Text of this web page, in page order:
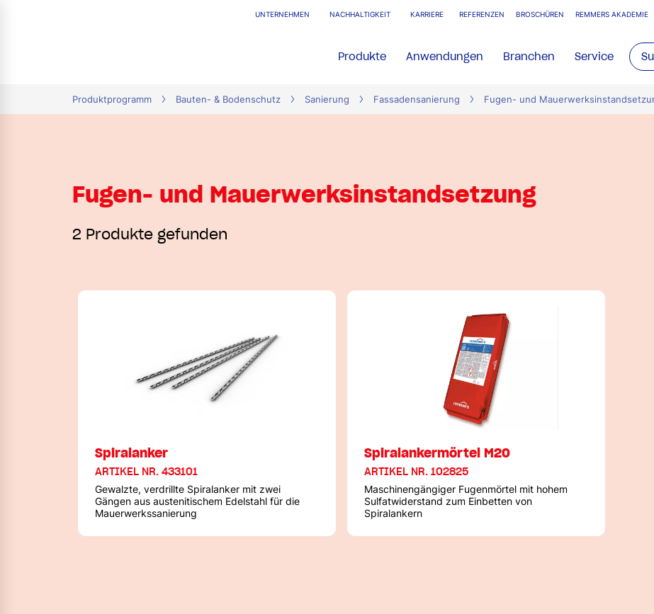
UNTERNEHMEN NACHHALTIGKEIT KARRIERE REFERENZEN BROSCHÜREN REMMERS AKADEMIE
Produkte Anwendungen Branchen Service
Produktprogramm Bauten- & Bodenschutz Sanierung Fassadensanierung Fugen- und
Fugen- und Mauerwerksinstandsetzung
2 Produkte gefunden
Spiralanker
ARTIKEL NR. 433101
Gewalzte, verdrillte Spiralanker mit zwei
Gängen aus austenitischem Edelstahl für die
Mauerwerkssanierung
Spiralankermörtel M20
ARTIKEL NR. 102825
Maschinengängiger Fugenmörtel mit hohem
Sulfatwiderstand zum Einbetten von
Spiralankern